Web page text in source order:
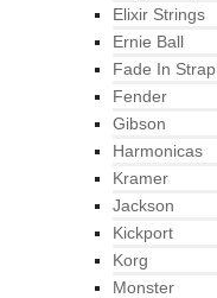
Elixir Strings
Ernie Ball
Fade In Strap
Fender
Gibson
Harmonicas
Kramer
Jackson
Kickport
Korg
Monster